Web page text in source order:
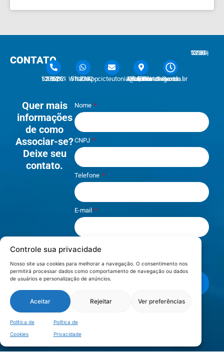
Controle sua privacidade
Nosso site usa cookies para melhorar a navegação. O consentimento nos
permitirá processar dados como comportamento de navegação ou dados
de usuários e personalização de anúncios.
Aceitar Rejeitar Ver preferências
Política de
Cookies
Política de
Privacidade
CONTATO
51 3762-1233 | 51 3762-1030 51 3762-1233 WhatsAppcicteutonia@cicteutonia.com.br
Rua Um Sul, 77 - Centro Administrativo Teutônia - RS Segunda - Sexta
7:30 - 12:00 | 13:30 - 17:30
Quer mais
informações
de como
Associar-se?
Deixe seu
contato.
Nome
CNPJ
Telefone
E-mail
Li e aceito os termos de
Privacidade
LOCALIZAÇÃO